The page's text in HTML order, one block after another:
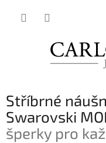
Stříbrné
Swarovski
šperky pro